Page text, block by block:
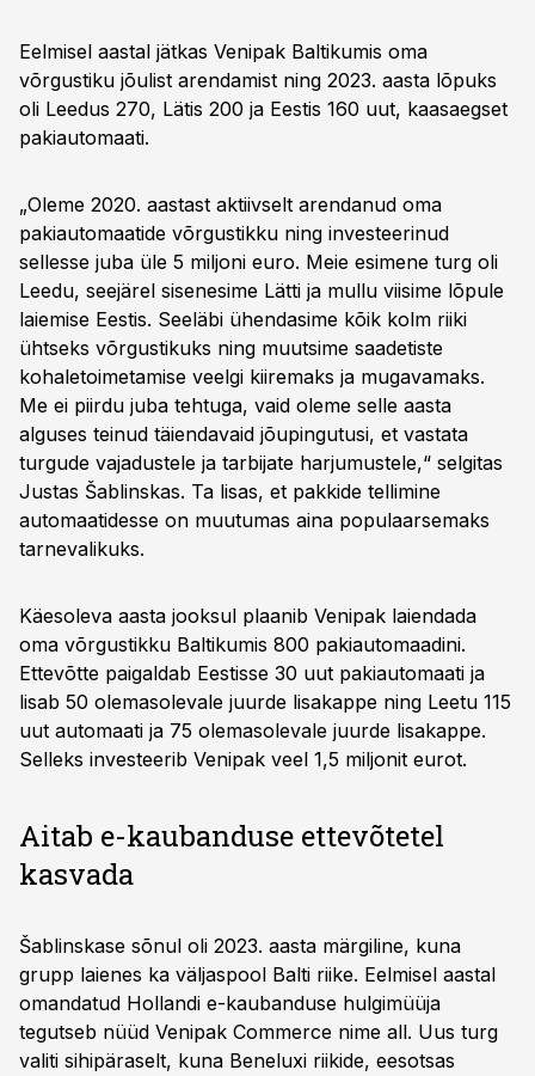
Eelmisel aastal jätkas Venipak Baltikumis oma
võrgustiku jõulist arendamist ning 2023. aasta lõpuks
oli Leedus 270, Lätis 200 ja Eestis 160 uut, kaasaegset
pakiautomaati.
„Oleme 2020. aastast aktiivselt arendanud oma
pakiautomaatide võrgustikku ning investeerinud
sellesse juba üle 5 miljoni euro. Meie esimene turg oli
Leedu, seejärel sisenesime Lätti ja mullu viisime lõpule
laiemise Eestis. Seeläbi ühendasime kõik kolm riiki
ühtseks võrgustikuks ning muutsime saadetiste
kohaletoimetamise veelgi kiiremaks ja mugavamaks.
Me ei piirdu juba tehtuga, vaid oleme selle aasta
alguses teinud täiendavaid jõupingutusi, et vastata
turgude vajadustele ja tarbijate harjumustele,“ selgitas
Justas Šablinskas. Ta lisas, et pakkide tellimine
automaatidesse on muutumas aina populaarsemaks
tarnevalikuks.
Käesoleva aasta jooksul plaanib Venipak laiendada
oma võrgustikku Baltikumis 800 pakiautomaadini.
Ettevõtte paigaldab Eestisse 30 uut pakiautomaati ja
lisab 50 olemasolevale juurde lisakappe ning Leetu 115
uut automaati ja 75 olemasolevale juurde lisakappe.
Selleks investeerib Venipak veel 1,5 miljonit eurot.
Aitab e-kaubanduse ettevõtetel
kasvada
Šablinskase sõnul oli 2023. aasta märgiline, kuna
grupp laienes ka väljaspool Balti riike. Eelmisel aastal
omandatud Hollandi e-kaubanduse hulgimüüja
tegutseb nüüd Venipak Commerce nime all. Uus turg
valiti sihipäraselt, kuna Beneluxi riikide, eesotsas